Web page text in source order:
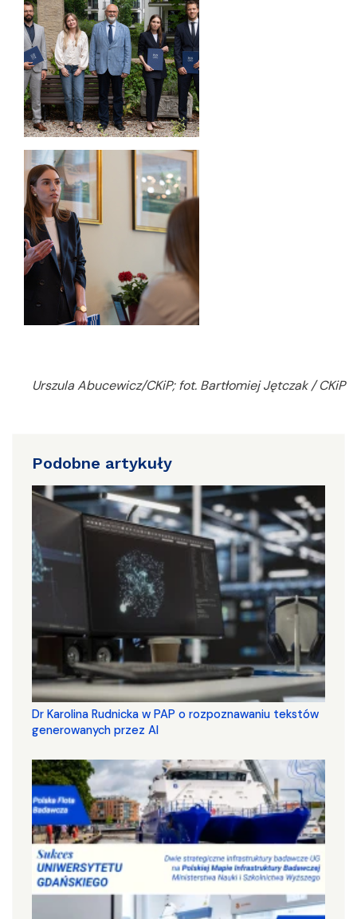
Urszula Abucewicz/CKiP; fot. Bartłomiej Jętczak / CKiP
Podobne artykuły
Dr Karolina Rudnicka w PAP o rozpoznawaniu tekstów
generowanych przez AI